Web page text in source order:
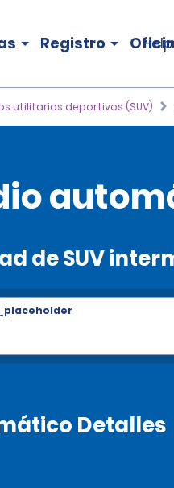
Registro Help
utilitarios deportivos (SUV)
de SUV
Detalles